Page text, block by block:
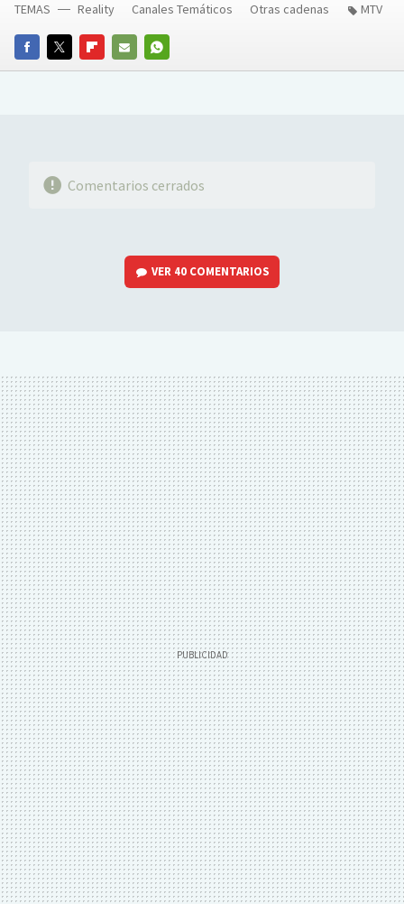
FACEBOOKTWITTERFLIPBOARD
E-
WHATSAPP
TEMAS Reality Canales Temáticos Otras cadenas MTV
Comentarios cerrados
VER 40 COMENTARIOS